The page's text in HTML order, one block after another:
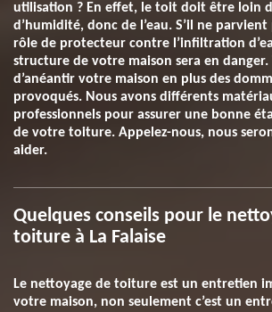
utilisation ? En effet, le toit doit être loin
d’humidité, donc de l’eau. S’il ne parvient
rôle de protecteur contre l’infiltration
structure de votre maison sera en danger.
d’anéantir votre maison en plus des
provoqués. Nous avons différents
professionnels pour assurer une bonne
de votre toiture. Appelez-nous, nous
aider.
Quelques conseils pour le
toiture à La Falaise
Le nettoyage de toiture est un entretien
votre maison, non seulement c’est un